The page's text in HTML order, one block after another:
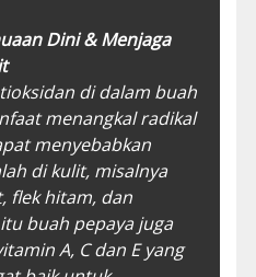
Dini & Menjaga
di dalam buah
menangkal radikal
menyebabkan
di kulit, misalnya
flek hitam, dan
buah pepaya juga
A, C dan E yang